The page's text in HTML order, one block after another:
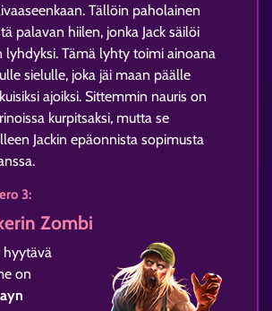
Tällöin paholainen
palavan hiilen, jonka Jack säilöi
lyhdyksi. Tämä lyhty toimi ainoana
sielulle, joka jäi maan päälle
ajoiksi. Sittemmin nauris on
kurpitsaksi, mutta se
Jackin epäonnista sopimusta
3:
Zombi
hyytävä
on